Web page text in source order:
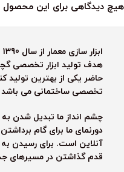
هیچ دیدگاهی برای این
هدف تولید ابزار تخصصی
حاضر یکی از بهترین تولید
تخصصی ساختمانی می باشد
چشم انداز ما تبدیل شدن به
دورنمای ما برای گام
آنلاین است. برای رسیدن به
قدم گذاشتن در مسیرهای